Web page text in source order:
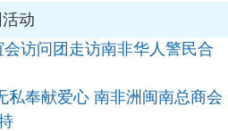
动
访问团走访南非华人警民合
私奉献爱心 南非洲闽南总商会